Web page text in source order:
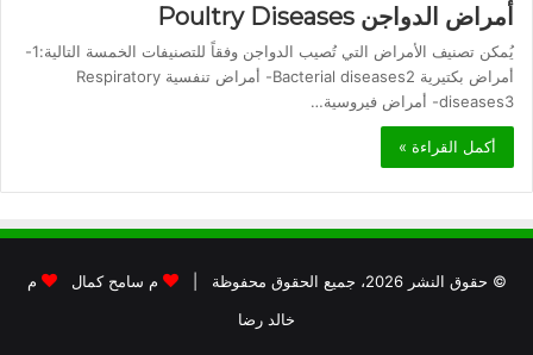
أمراض الدواجن Poultry Diseases
يُمكن تصنيف الأمراض التي تُصيب الدواجن وفقاً للتصنيفات الخمسة التالية:1-
أمراض بكتيرية Bacterial diseases2- أمراض تنفسية Respiratory
diseases3- أمراض فيروسية…
أكمل القراءة »
© حقوق النشر 2026، جميع الحقوق محفوظة | م سامح كمال
م
خالد رضا